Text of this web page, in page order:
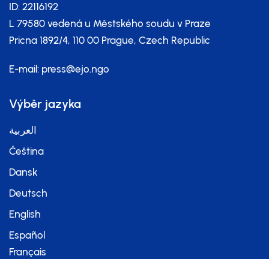
ID: 22116192
L 79580 vedená u Městského soudu v Praze
Pricna 1892/4, 110 00 Prague, Czech Republic
E-mail: press@ejo.ngo
Výběr jazyka
العربية
Čeština
Dansk
Deutsch
English
Español
Français